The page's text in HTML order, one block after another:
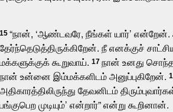
15 “நான், ‘ஆண்டவரே, நீங்கள் யார்’ என்றேன்.
தேர்ந்தெடுத்திருக்கிறேன். நீ எனக்குச்
மக்களுக்குக் கூறுவாய். 17 நான் உனது சொந்த
நான் உன்னை இம்மக்களிடம் அனுப்புகிறேன்.
அதிகாரத்திலிருந்து தேவனிடம்
பங்குபெற முடியும்’ என்றார்” என்று கூறினான்.